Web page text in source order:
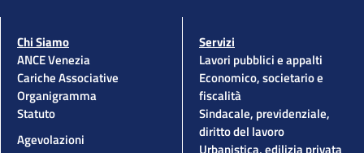
Chi Siamo
ANCE Venezia
Cariche Associative
Organigramma
Statuto
Agevolazioni
Servizi
Lavori pubblici e appalti
Economico, societario e
fiscalità
Sindacale, previdenziale,
diritto del lavoro
Urbanistica, edilizia privata